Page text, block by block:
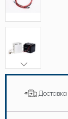
Доставка